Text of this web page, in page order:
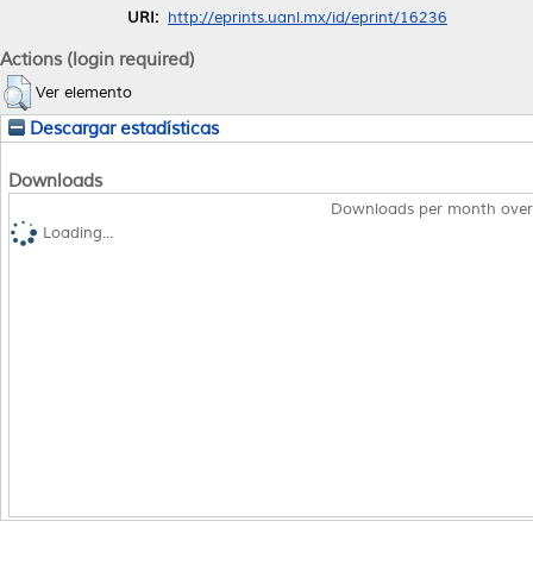
URI: http://eprints.uanl.mx/id/eprint/16236
Actions (login required)
Ver elemento
Descargar estadísticas
Downloads
Downloads per month
Loading...